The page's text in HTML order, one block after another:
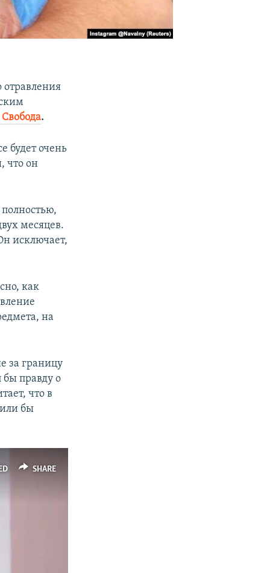
отравления
.
будет очень
что он
месяцев.
исключает,
как
на
за границу
правду о
что в
бы
SHARE